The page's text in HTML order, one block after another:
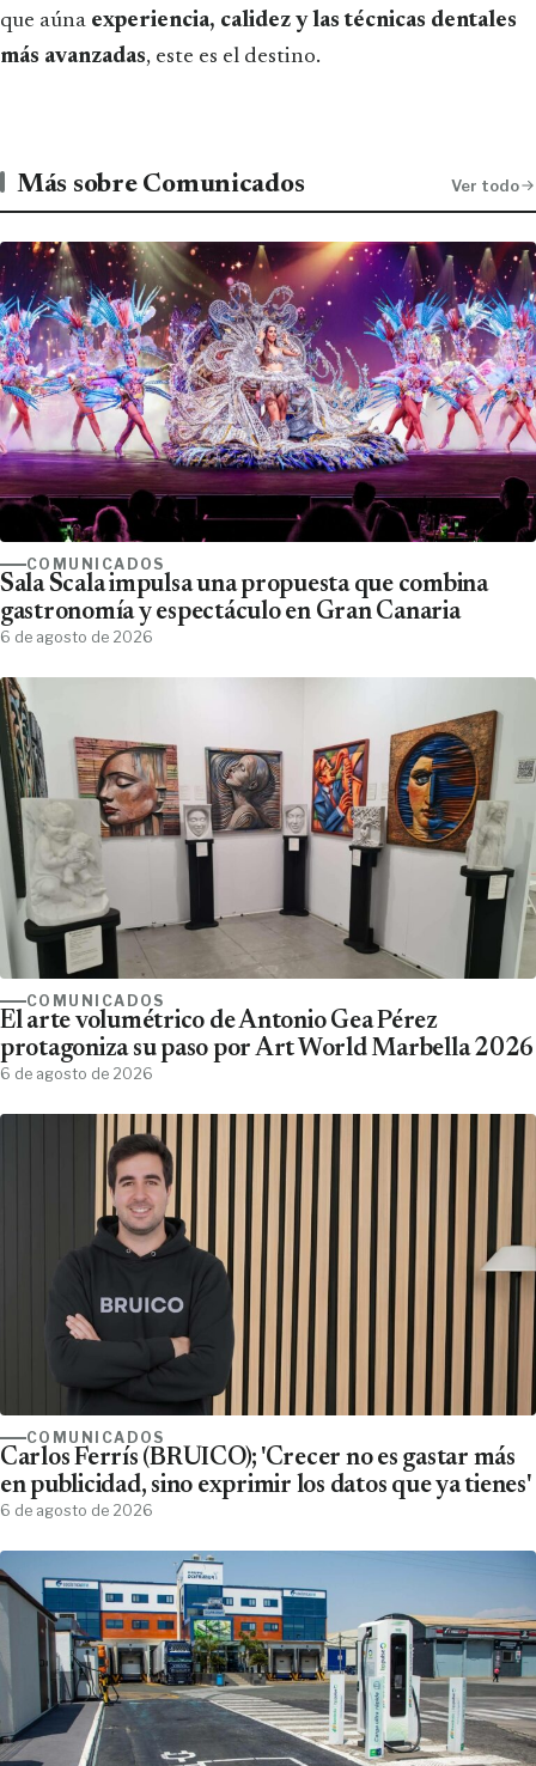
que aúna experiencia, calidez y las técnicas dentales
más avanzadas, este es el destino.
Más sobre Comunicados Ver todo
COMUNICADOS
Sala Scala impulsa una propuesta que combina
gastronomía y espectáculo en Gran Canaria
6 de agosto de 2026
COMUNICADOS
El arte volumétrico de Antonio Gea Pérez
protagoniza su paso por Art World Marbella 2026
6 de agosto de 2026
COMUNICADOS
Carlos Ferrís (BRUICO); 'Crecer no es gastar más
en publicidad, sino exprimir los datos que ya tienes'
6 de agosto de 2026